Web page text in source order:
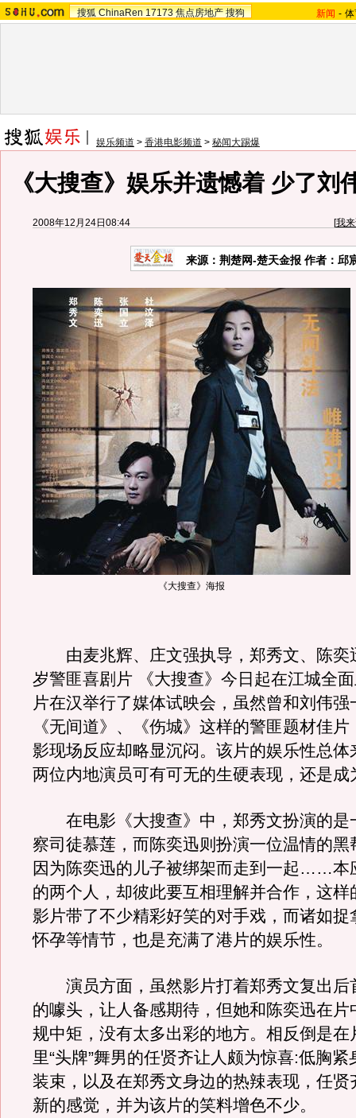
搜狐 ChinaRen 17173 焦点房地产 搜狗 新闻 -
娱乐频道 > 香港电影频道 > 秘闻大踢爆
《大搜查》娱乐并遗憾着 少了刘
2008年12月24日08:44 [我
来源：荆楚网-楚天金报 作者：邱
《大搜查》海报
由麦兆辉、庄文强执导，郑秀文、陈奕
岁警匪喜剧片 《大搜查》今日起在江城全
片在汉举行了媒体试映会，虽然曾和刘伟强
《无间道》、《伤城》这样的警匪题材佳
影现场反应却略显沉闷。该片的娱乐性总体
两位内地演员可有可无的生硬表现，还是成
在电影《大搜查》中，郑秀文扮演的是
察司徒慕莲，而陈奕迅则扮演一位温情的黑
因为陈奕迅的儿子被绑架而走到一起……本
的两个人，却彼此要互相理解并合作，这样
影片带了不少精彩好笑的对手戏，而诸如捉
怀孕等情节，也是充满了港片的娱乐性。
演员方面，虽然影片打着郑秀文复出后
的噱头，让人备感期待，但她和陈奕迅在片
规中矩，没有太多出彩的地方。相反倒是在
里“头牌”舞男的任贤齐让人颇为惊喜:低胸
装束，以及在郑秀文身边的热辣表现，任贤
新的感觉，并为该片的笑料增色不少。